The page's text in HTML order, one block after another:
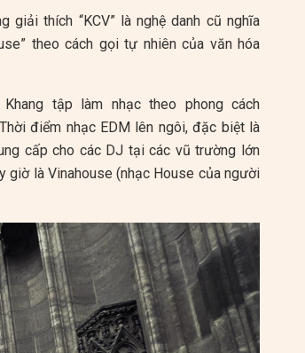
giải thích “KCV” là nghệ danh cũ nghĩa
theo cách gọi tự nhiên của văn hóa
tập làm nhạc theo phong cách
điểm nhạc EDM lên ngôi, đặc biệt là
cấp cho các DJ tại các vũ trường lớn
giờ là Vinahouse (nhạc House của người